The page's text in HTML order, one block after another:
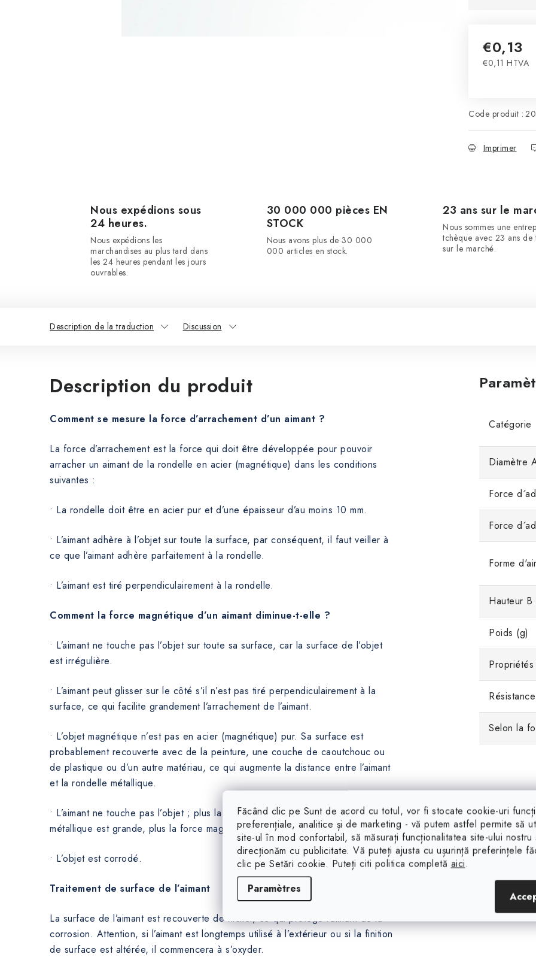
Făcând clic pe Sunt de acord cu totul, vor fi stocate cookie-uri
preferențiale, analitice și de marketing - vă putem astfel permite să
site-ul în mod confortabil, să măsurați funcționalitatea site-ului nostru
direcționăm cu publicitate. Vă puteți ajusta cu ușurință preferințele
clic pe Setări cookie. Puteți citi politica completă aici.
Paramètres
€0,13
€0,11 HTVA
Code produit :
Imprimer
Nous expédions sous
24 heures.
Nous expédions les
marchandises au plus tard dans
les 24 heures pendant les jours
ouvrables.
30 000 000 pièces EN
STOCK
Nous avons plus de 30 000
000 articles en stock.
23 ans sur le
Nous sommes une
tchèque avec 23 ans de
sur le marché.
Description de la traduction Discussion
Description du produit
Comment se mesure la force d’arrachement d’un aimant ?
La force d’arrachement est la force qui doit être développée pour pouvoir
arracher un aimant de la rondelle en acier (magnétique) dans les conditions
suivantes :
• La rondelle doit être en acier pur et d’une épaisseur d’au moins 10 mm.
• L’aimant adhère à l’objet sur toute la surface, par conséquent, il faut veiller à
ce que l’aimant adhère parfaitement à la rondelle.
• L’aimant est tiré perpendiculairement à la rondelle.
Comment la force magnétique d’un aimant diminue-t-elle ?
• L’aimant ne touche pas l’objet sur toute sa surface, car la surface de l’objet
est irrégulière.
• L’aimant peut glisser sur le côté s’il n’est pas tiré perpendiculairement à la
surface, ce qui facilite grandement l’arrachement de l’aimant.
• L’objet magnétique n’est pas en acier (magnétique) pur. Sa surface est
probablement recouverte avec de la peinture, une couche de caoutchouc ou
de plastique ou d’un autre matériau, ce qui augmente la distance entre l’aimant
et la rondelle métallique.
• L’aimant ne touche pas l’objet ; plus la distance entre l’aimant et la rondelle
métallique est grande, plus la force magnétique est faible.
• L’objet est corrodé.
Traitement de surface de l’aimant
La surface de l’aimant est recouverte de nickel, ce qui protège l’aimant de la
corrosion. Attention, si l’aimant est longtemps utilisé à l’extérieur ou si la finition
de surface est altérée, il commencera à s’oxyder.
Catégorie
Diamètre
Force
Force
Forme
Hauteur B
Poids (g)
Selon la